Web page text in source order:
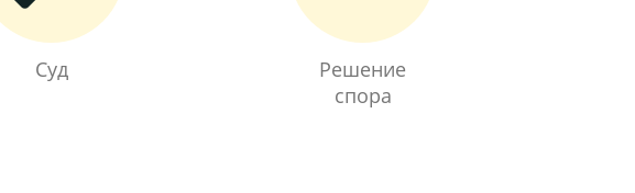
Суд
Решение
спора